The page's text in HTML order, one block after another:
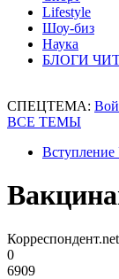
Lifestyle
Шоу-биз
Наука
БЛОГИ
СПЕЦТЕМА:
ВСЕ ТЕМЫ
0
6909